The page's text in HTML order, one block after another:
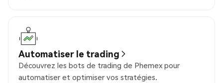
Automatiser le trading
Découvrez les bots de trading de Phemex pour
automatiser et optimiser vos stratégies.